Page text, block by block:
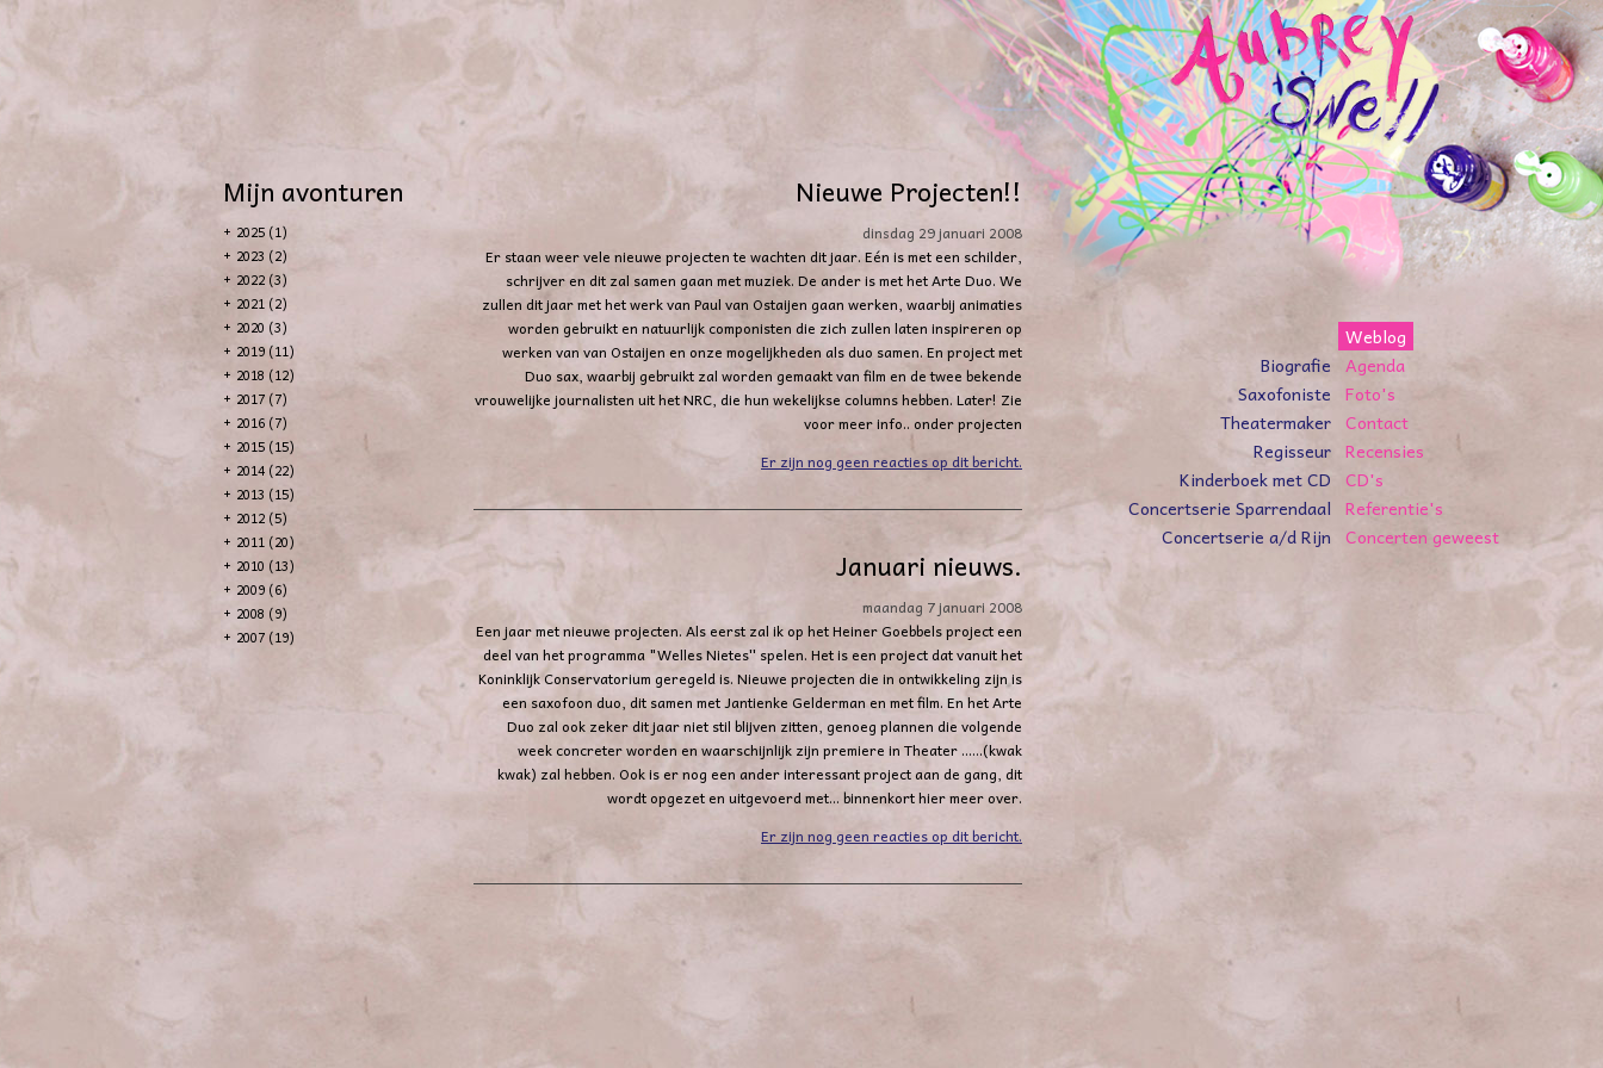
Weblog
Agenda
Foto's
Contact
Recensies
CD's
Referentie's
Concerten geweest
Biografie
Saxofoniste
Theatermaker
Regisseur
Kinderboek met CD
Concertserie Sparrendaal
Concertserie a/d Rijn
Mijn avonturen
+ 2025 (1)
+ 2023 (2)
+ 2022 (3)
+ 2021 (2)
+ 2020 (3)
+ 2019 (11)
+ 2018 (12)
+ 2017 (7)
+ 2016 (7)
+ 2015 (15)
+ 2014 (22)
+ 2013 (15)
+ 2012 (5)
+ 2011 (20)
+ 2010 (13)
+ 2009 (6)
+ 2008 (9)
+ 2007 (19)
Nieuwe Projecten!!
dinsdag 29 januari 2008
Er staan weer vele nieuwe projecten te wachten dit jaar. Eén is met een schilder,
schrijver en dit zal samen gaan met muziek. De ander is met het Arte Duo. We
zullen dit jaar met het werk van Paul van Ostaijen gaan werken, waarbij animaties
worden gebruikt en natuurlijk componisten die zich zullen laten inspireren op
werken van van Ostaijen en onze mogelijkheden als duo samen. En project met
Duo sax, waarbij gebruikt zal worden gemaakt van film en de twee bekende
vrouwelijke journalisten uit het NRC, die hun wekelijkse columns hebben. Later! Zie
voor meer info.. onder projecten
Er zijn nog geen reacties op dit bericht.
Januari nieuws.
maandag 7 januari 2008
Een jaar met nieuwe projecten. Als eerst zal ik op het Heiner Goebbels project een
deel van het programma "Welles Nietes'' spelen. Het is een project dat vanuit het
Koninklijk Conservatorium geregeld is. Nieuwe projecten die in ontwikkeling zijn is
een saxofoon duo, dit samen met Jantienke Gelderman en met film. En het Arte
Duo zal ook zeker dit jaar niet stil blijven zitten, genoeg plannen die volgende
week concreter worden en waarschijnlijk zijn premiere in Theater ......(kwak
kwak) zal hebben. Ook is er nog een ander interessant project aan de gang, dit
wordt opgezet en uitgevoerd met... binnenkort hier meer over.
Er zijn nog geen reacties op dit bericht.